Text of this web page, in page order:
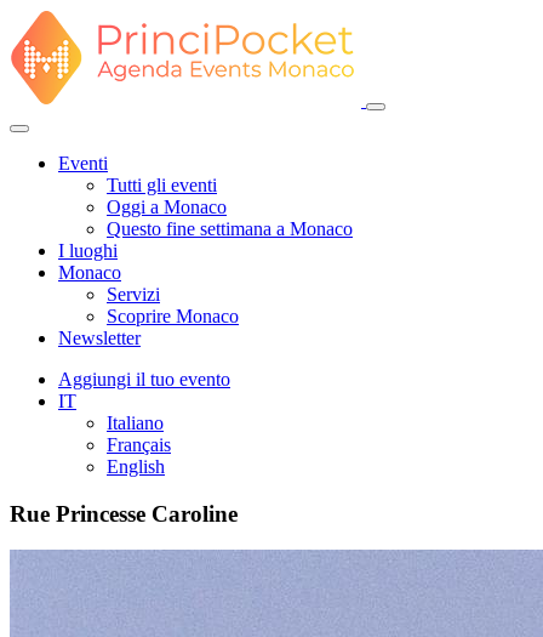
Eventi
Tutti gli eventi
Oggi a Monaco
Questo fine settimana a Monaco
I luoghi
Monaco
Servizi
Scoprire Monaco
Newsletter
Aggiungi il tuo evento
IT
Italiano
Français
English
Rue Princesse Caroline